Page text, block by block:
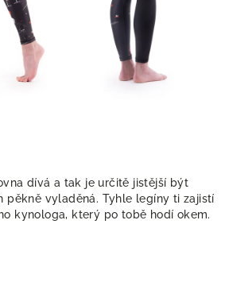
dívá a tak je určitě jistější být
pěkně vyladěná. Tyhle legíny ti zajistí
kynologa, který po tobě hodí okem.